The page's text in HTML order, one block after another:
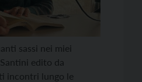
sassi nei miei
edito da
incontri lungo le